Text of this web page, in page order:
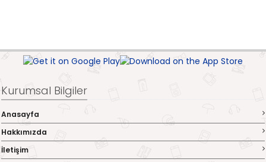
Kurumsal Bilgiler
Anasayfa
Hakkımızda
İletişim